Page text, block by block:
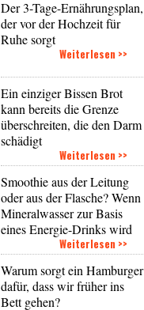
Der 3-Tage-Ernährungsplan,
der vor der Hochzeit für
Ruhe sorgt
Weiterlesen >>
Ein einziger Bissen Brot
kann bereits die Grenze
überschreiten, die den Darm
schädigt
Weiterlesen >>
Smoothie aus der Leitung
oder aus der Flasche? Wenn
Mineralwasser zur Basis
eines Energie-Drinks wird
Weiterlesen >>
Warum sorgt ein Hamburger
dafür, dass wir früher ins
Bett gehen?